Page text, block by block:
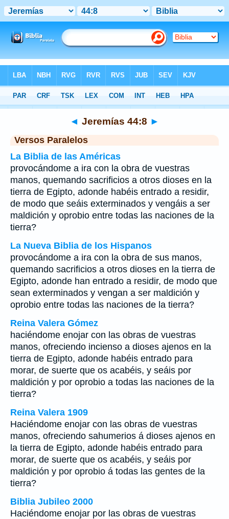
>Jeremías Capítulo 44 > Verso 8
◄ Jeremías 44:8 ►
Versos Paralelos
La Biblia de las Américas
provocándome a ira con la obra de vuestras
manos, quemando sacrificios a otros dioses en la
tierra de Egipto, adonde habéis entrado a residir,
de modo que seáis exterminados y vengáis a ser
maldición y oprobio entre todas las naciones de la
tierra?
La Nueva Biblia de los Hispanos
provocándome a ira con la obra de sus manos,
quemando sacrificios a otros dioses en la tierra de
Egipto, adonde han entrado a residir, de modo que
sean exterminados y vengan a ser maldición y
oprobio entre todas las naciones de la tierra?
Reina Valera Gómez
haciéndome enojar con las obras de vuestras
manos, ofreciendo incienso a dioses ajenos en la
tierra de Egipto, adonde habéis entrado para
morar, de suerte que os acabéis, y seáis por
maldición y por oprobio a todas las naciones de la
tierra?
Reina Valera 1909
Haciéndome enojar con las obras de vuestras
manos, ofreciendo sahumerios á dioses ajenos en
la tierra de Egipto, adonde habéis entrado para
morar, de suerte que os acabéis, y seáis por
maldición y por oprobio á todas las gentes de la
tierra?
Biblia Jubileo 2000
Haciéndome enojar por las obras de vuestras